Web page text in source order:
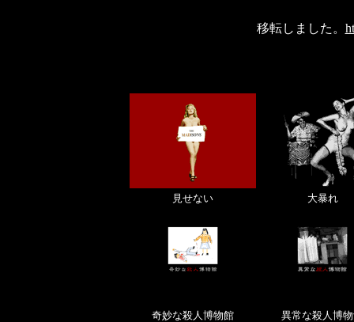
移転しました。
見せない 大暴れ
奇妙な殺人博物館 異常な殺人博